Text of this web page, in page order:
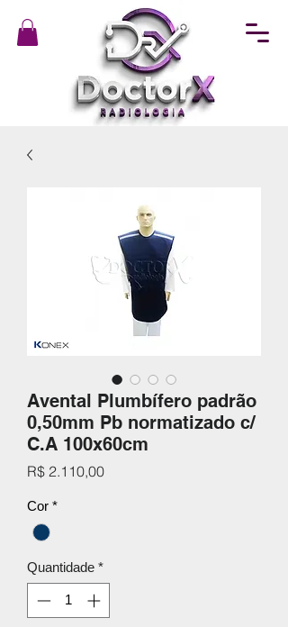
Avental Plumbífero padrão
0,50mm Pb normatizado c/
C.A 100x60cm
R$ 2.110,00Preço
Cor *
Quantidade *